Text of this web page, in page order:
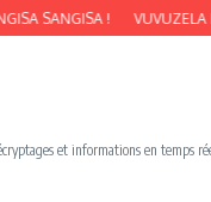
! VUVUZELA MUSICA :
et informations en temps